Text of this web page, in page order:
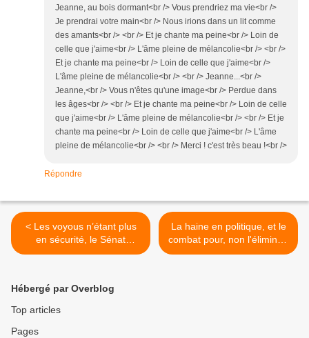
Jeanne, au bois dormant<br /> Vous prendriez ma vie<br />
Je prendrai votre main<br /> Nous irions dans un lit comme
des amants<br /> <br /> Et je chante ma peine<br /> Loin de
celle que j'aime<br /> L'âme pleine de mélancolie<br /> <br />
Et je chante ma peine<br /> Loin de celle que j'aime<br />
L'âme pleine de mélancolie<br /> <br /> Jeanne...<br />
Jeanne,<br /> Vous n'êtes qu'une image<br /> Perdue dans
les âges<br /> <br /> Et je chante ma peine<br /> Loin de celle
que j'aime<br /> L'âme pleine de mélancolie<br /> <br /> Et je
chante ma peine<br /> Loin de celle que j'aime<br /> L'âme
pleine de mélancolie<br /> <br /> Merci ! c'est très beau !<br />
Répondre
< Les voyous n’étant plus
en sécurité, le Sénat
propose une loi pour
La haine en politique, et le
combat pour, non l'éliminer,
-ne pas rêver- mais pour
Hébergé par Overblog
Top articles
Pages